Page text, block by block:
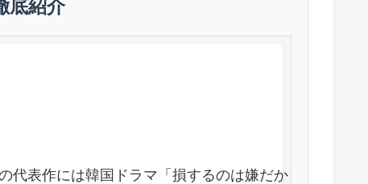
底紹介
作には韓国ドラマ「損するのは嫌だから」（